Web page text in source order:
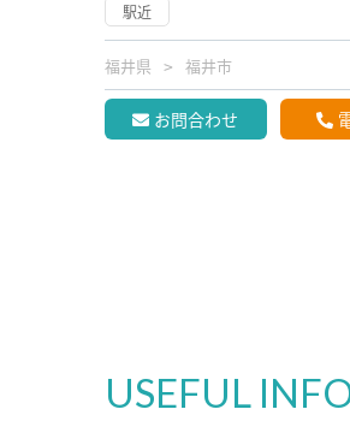
駅近
福井県 福井市
お問合わせ
USEFUL